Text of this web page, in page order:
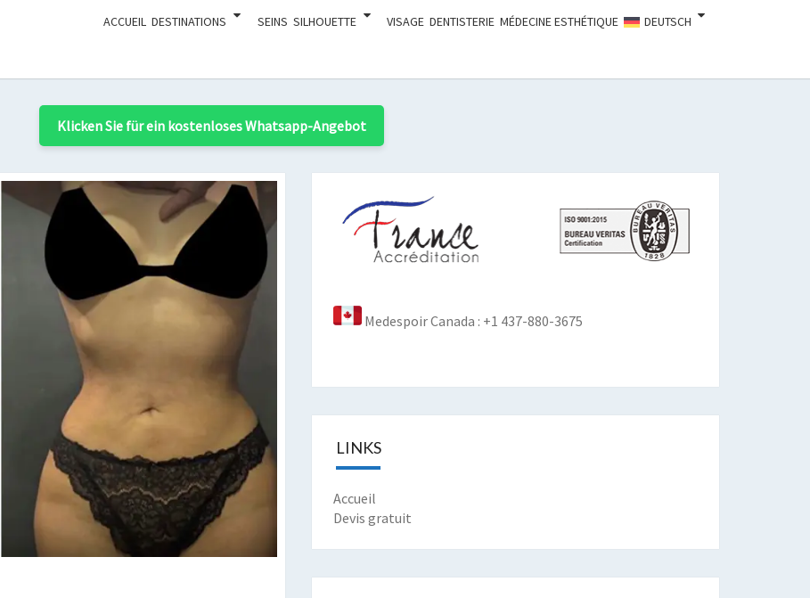
ACCUEIL DESTINATIONS SEINS SILHOUETTE VISAGE DENTISTERIE MÉDECINE ESTHÉTIQUE DEUTSCH
Klicken Sie für ein kostenloses Whatsapp-Angebot
Medespoir Canada : +1 437-880-3675
LINKS
Accueil
Devis gratuit